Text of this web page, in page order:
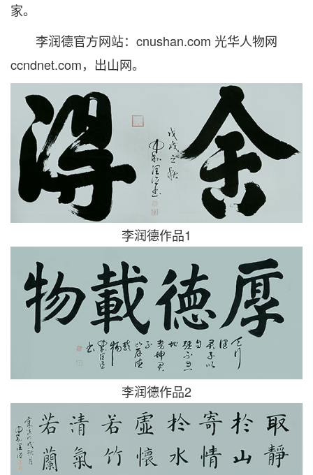
家。
李润德官方网站：cnushan.com 光华人物网
ccndnet.com，出山网。
李润德作品1
李润德作品2